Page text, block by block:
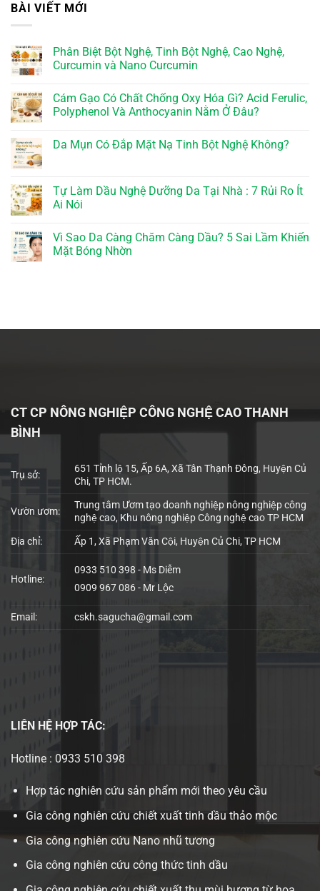
BÀI VIẾT MỚI
Phân Biệt Bột Nghệ, Tinh Bột Nghệ, Cao Nghệ,
Curcumin và Nano Curcumin
Cám Gạo Có Chất Chống Oxy Hóa Gì? Acid Ferulic,
Polyphenol Và Anthocyanin Nằm Ở Đâu?
Da Mụn Có Đắp Mặt Nạ Tinh Bột Nghệ Không?
Tự Làm Dầu Nghệ Dưỡng Da Tại Nhà : 7 Rủi Ro Ít
Ai Nói
Vì Sao Da Càng Chăm Càng Dầu? 5 Sai Lầm Khiến
Mặt Bóng Nhờn
CT CP NÔNG NGHIỆP CÔNG NGHỆ CAO THANH
BÌNH
Trụ sở:
651 Tỉnh lộ 15, Ấp 6A, Xã Tân Thạnh Đông, Huyện Củ
Chi, TP HCM.
Vườn ươm:
Trung tâm Ươm tạo doanh nghiệp nông nghiệp công
nghệ cao, Khu nông nghiệp Công nghệ cao TP HCM
Địa chỉ: Ấp 1, Xã Phạm Văn Cội, Huyện Củ Chi, TP HCM
Hotline:
0933 510 398 - Ms Diễm
0909 967 086 - Mr Lộc
Email: cskh.sagucha@gmail.com
LIÊN HỆ HỢP TÁC:
Hotline : 0933 510 398
Hợp tác nghiên cứu sản phẩm mới theo yêu cầu
Gia công nghiên cứu chiết xuất tinh dầu thảo mộc
Gia công nghiên cứu Nano nhũ tương
Gia công nghiên cứu công thức tinh dầu